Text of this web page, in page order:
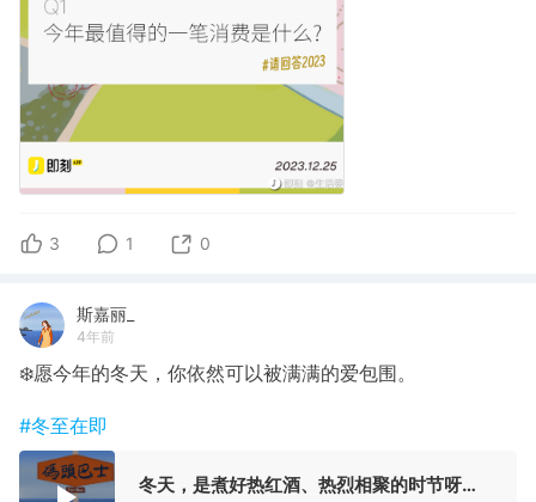
3 1 0
斯嘉丽_
4年前
❄️愿今年的冬天，你依然可以被满满的爱包围。
#冬至在即
冬天，是煮好热红酒、热烈相聚的时节呀！ Vol. 044